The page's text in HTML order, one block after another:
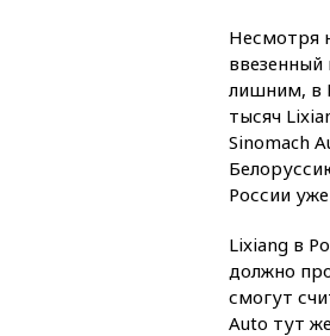
Несмотря
лишним, в
тысяч
Sinomach
России
Lixiang в
должно
смогут
Auto тут